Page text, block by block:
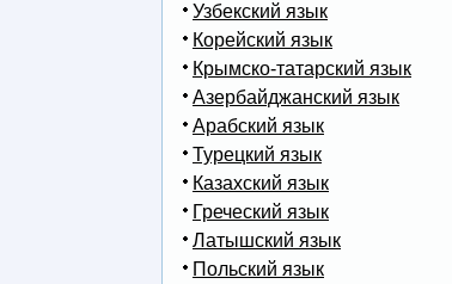
Узбекский язык
Корейский язык
Крымско-татарский язык
Азербайджанский язык
Арабский язык
Турецкий язык
Казахский язык
Греческий язык
Латышский язык
Польский язык